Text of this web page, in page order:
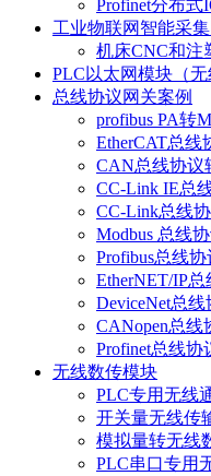
Profinet分布式
工业物联网智能采
机床CNC和注
PLC以太网模块（无
总线协议网关案例
profibus PA转
EtherCAT总线
CAN总线协议
CC-Link IE总
CC-Link总线
Modbus 总线
Profibus总线
EtherNET/IP
DeviceNet总
CANopen总线
Profinet总线协
无线数传模块
PLC专用无线
开关量无线传
模拟量转无线
PLC串口专用